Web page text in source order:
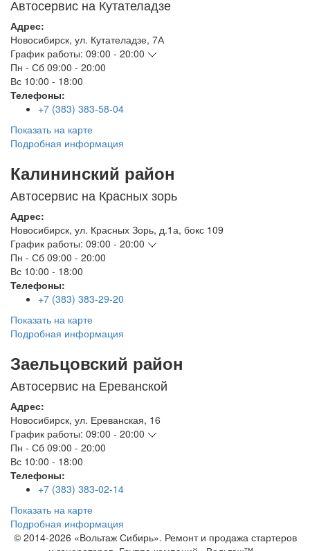
Автосервис на Кутателадзе
Адрес:
Новосибирск, ул. Кутателадзе, 7А
График работы: 09:00 - 20:00
Пн - Сб 09:00 - 20:00
Вс 10:00 - 18:00
Телефоны:
+7 (383) 383-58-04
Показать на карте
Подробная информация
Калининский район
Автосервис на Красных зорь
Адрес:
Новосибирск, ул. Красных Зорь, д.1а, бокс 109
График работы: 09:00 - 20:00
Пн - Сб 09:00 - 20:00
Вс 10:00 - 18:00
Телефоны:
+7 (383) 383-29-20
Показать на карте
Подробная информация
Заельцовский район
Автосервис на Ереванской
Адрес:
Новосибирск, ул. Ереванская, 16
График работы: 09:00 - 20:00
Пн - Сб 09:00 - 20:00
Вс 10:00 - 18:00
Телефоны:
+7 (383) 383-02-14
Показать на карте
Подробная информация
© 2014-2026 «Вольтаж Сибирь». Ремонт и продажа стартеров